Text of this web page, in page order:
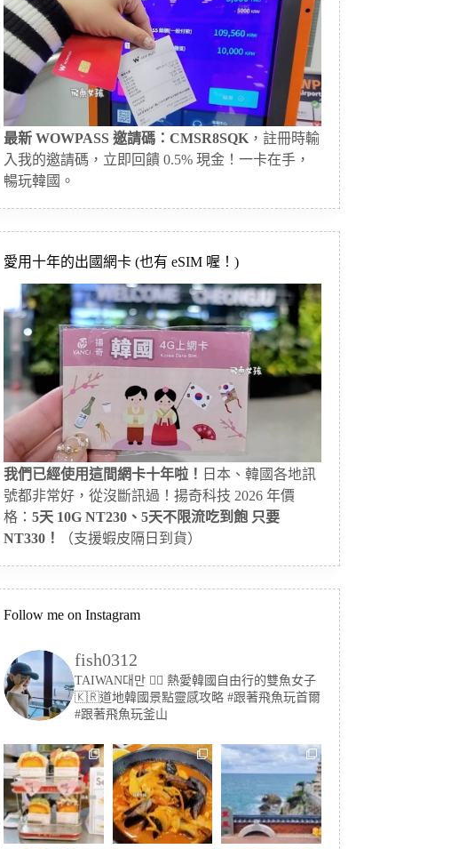
最新 WOWPASS 邀請碼：CMSR8SQK ，註冊時輸
入我的邀請碼，立即回饋 0.5% 現金！一卡在手，
暢玩韓國。
愛用十年的出國網卡 (也有 eSIM 喔！)
我們已經使用這間網卡十年啦！ 日本、韓國各地訊
號都非常好，從沒斷訊過！揚奇科技 2026 年價
格：5天 10G NT230、5天不限流吃到飽 只要
NT330！
（支援蝦皮隔日到貨）
Follow me on Instagram
fish0312
TAIWAN대만 🏳️‍🌈 熱愛韓國自由行的雙魚女子
🇰🇷道地韓國景點靈感攻略 #跟著飛魚玩首爾
#跟著飛魚玩釜山